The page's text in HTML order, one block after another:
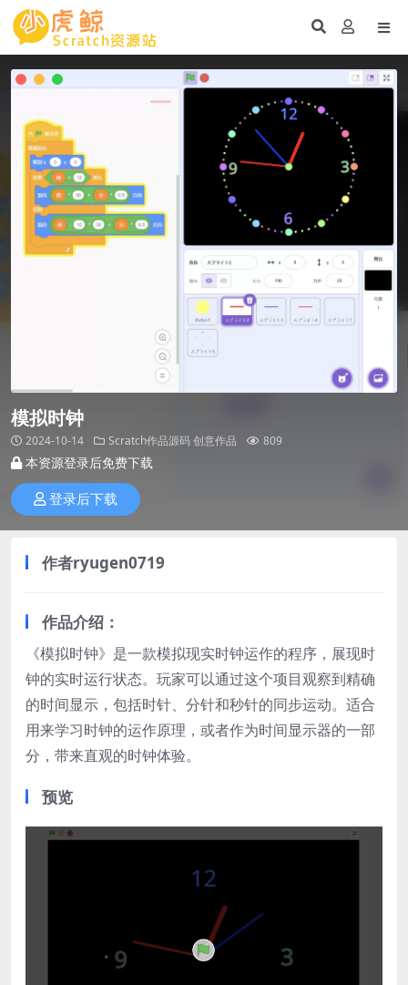
模拟时钟
2024-10-14 Scratch作品源码创意作品 809
本资源登录后免费下载
登录后下载
作者ryugen0719
作品介绍：
《模拟时钟》是一款模拟现实时钟运作的程序，展现时
钟的实时运行状态。玩家可以通过这个项目观察到精确
的时间显示，包括时针、分针和秒针的同步运动。适合
用来学习时钟的运作原理，或者作为时间显示器的一部
分，带来直观的时钟体验。
预览